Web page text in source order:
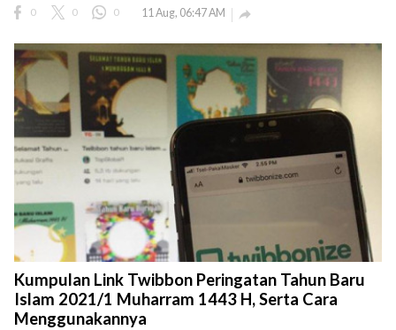
0 0 0 11 Aug, 06:47 AM 
Kumpulan Link Twibbon Peringatan Tahun Baru
Islam 2021/1 Muharram 1443 H, Serta Cara
Menggunakannya